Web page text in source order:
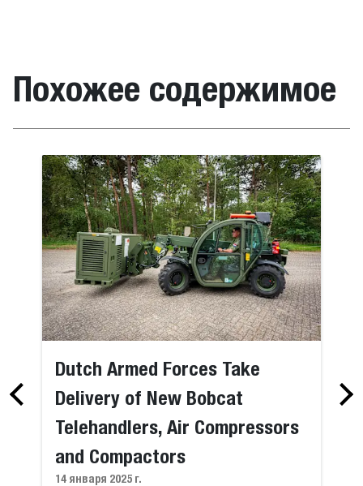
Похожее содержимое
Dutch Armed Forces Take
Delivery of New Bobcat
Telehandlers, Air Compressors
and Compactors
14 января 2025 г.